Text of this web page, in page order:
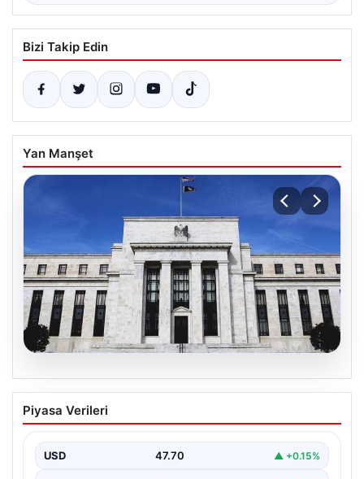
Bizi Takip Edin
Yan Manşet
06.08.2026
Fed faizi sabit tuttu
Piyasa Verileri
USD 47.70 ▲ +0.15%